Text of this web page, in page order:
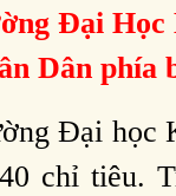
Đại
Dân phía
Đại học
chỉ tiêu.